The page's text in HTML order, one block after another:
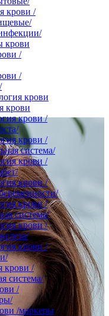
крови /
крови
/
/
крови
крови
крови /
крови /
система/
крови /
крови /
крови /
система/
крови /
крови /
крови /
система/
/
/маркеры